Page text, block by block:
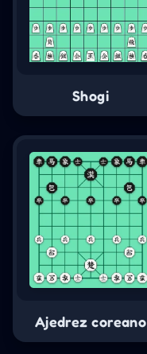
Shogi
Ajedrez coreano